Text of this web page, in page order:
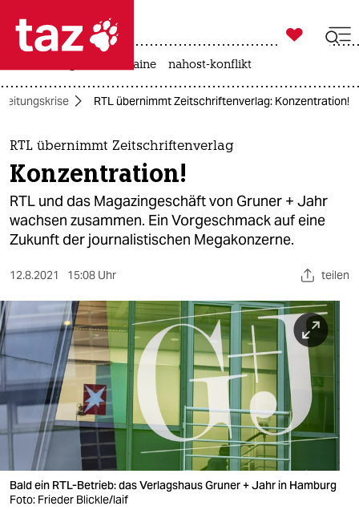
 taz zahl ich
taz zahl ich
themen
politik
öko
gesellschaft
sport
berlin
nord
wahrheit
verlag
verlag

taz zahl ich
krieg in der ukraine nahost-konflikt
Zeitungskrise RTL übernimmt Zeitschriftenverlag: Konzentration!
RTL übernimmt Zeitschriftenverlag
Konzentration!
RTL und das Magazingeschäft von Gruner + Jahr
wachsen zusammen. Ein Vorgeschmack auf eine
Zukunft der journalistischen Megakonzerne.
12.8.2021 15:08 Uhr teilen
Bald ein RTL-Betrieb: das Verlagshaus Gruner + Jahr in Hamburg
Foto: Frieder Blickle/laif